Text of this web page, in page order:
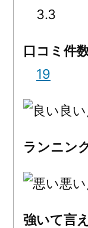
3.3
口コミ件
19
良
ランニン
悪
強いて言